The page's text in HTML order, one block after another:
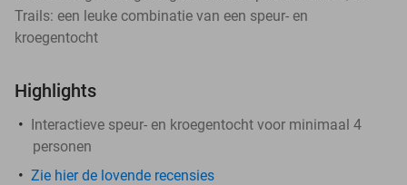
Trails: een leuke combinatie van een speur- en
kroegentocht
Highlights
Interactieve speur- en kroegentocht voor minimaal 4
personen
Zie hier de lovende recensies